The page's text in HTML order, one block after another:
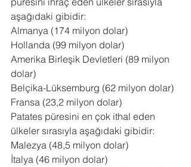
aşağıdaki gibidir:
Almanya (174 milyon dolar)
Hollanda (99 milyon dolar)
Amerika Birleşik Devletleri (89 milyon
dolar)
Belçika-Lüksemburg (62 milyon dolar)
Fransa (23,2 milyon dolar)
Patates püresini en çok ithal eden
ülkeler sırasıyla aşağıdaki gibidir:
Malezya (48,5 milyon dolar)
İtalya (46 milyon dolar)